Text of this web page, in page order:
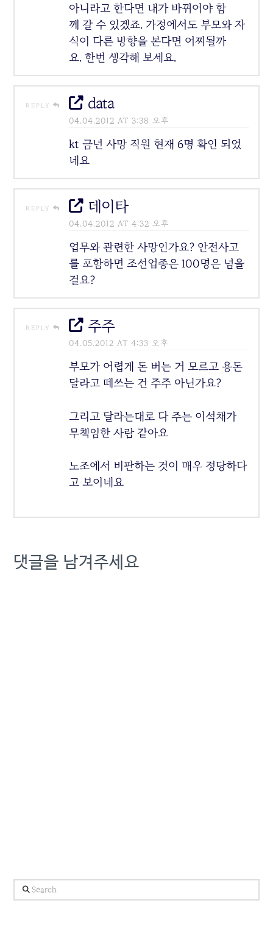
아니라고 한다면 내가 바뀌어야 함
께 갈 수 있겠죠. 가정에서도 부모와 자
식이 다른 방향을 본다면 어찌될까
요. 한번 생각해 보세요.
REPLY data
04.04.2012 AT 3:38 오후
kt 금년 사망 직원 현재 6명 확인 되었
네요
REPLY 데이타
04.04.2012 AT 4:32 오후
업무와 관련한 사망인가요? 안전사고
를 포함하면 조선업종은 100명은 넘을
걸요?
REPLY 주주
04.05.2012 AT 4:33 오후
부모가 어렵게 돈 버는 거 모르고 용돈
달라고 떼쓰는 건 주주 아닌가요?
그리고 달라는대로 다 주는 이석채가
무책임한 사람 같아요
노조에서 비판하는 것이 매우 정당하다
고 보이네요
댓글을 남겨주세요
Search